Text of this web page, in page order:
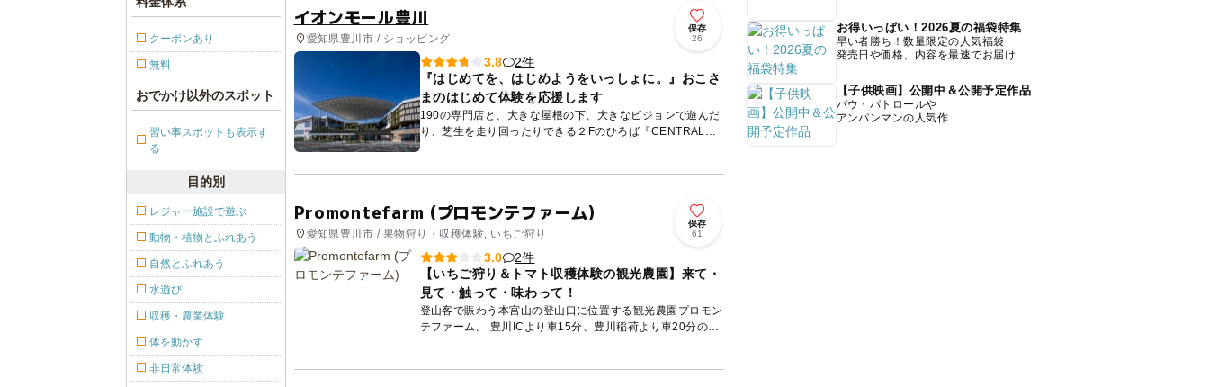
イオンモール豊川
愛知県豊川市 / ショッピング
保存
26
3.8
2件
『はじめてを、はじめようをいっしょに。』おこさ
まのはじめて体験を応援します
190の専門店と、大きな屋根の下、大きなビジョンで遊んだ
り、芝生を走り回ったりできる２Fのひろば『CENTRAL
PARK』、光と水のポップアップ噴水やみんなで遊べるイン
Promontefarm (プロモンテファーム)
愛知県豊川市 / 果物狩り・収穫体験, いちご狩り
保存
61
3.0
2件
【いちご狩り＆トマト収穫体験の観光農園】来て・
見て・触って・味わって！
登山客で賑わう本宮山の登山口に位置する観光農園プロモン
テファーム。 豊川ICより車15分、豊川稲荷より車20分のと
クーポンあり
無料
おでかけ以外のスポット
習い事スポットも表示す
る
目的別
レジャー施設で遊ぶ
動物・植物とふれあう
自然とふれあう
水遊び
収穫・農業体験
体を動かす
非日常体験
お得いっぱい！2026夏の福袋特集
早い者勝ち！数量限定の人気福袋
発売日や価格、内容を最速でお届け
【子供映画】公開中＆公開予定作品
パウ・パトロールや
アンパンマンの人気作